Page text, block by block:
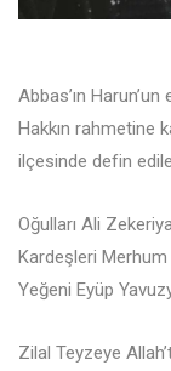
Abbas’ın
Hakkın rahmetine
ilçesinde defin
Oğulları Ali
Kardeşleri Merhum
Yeğeni Eyüp
Zilal Teyzeye